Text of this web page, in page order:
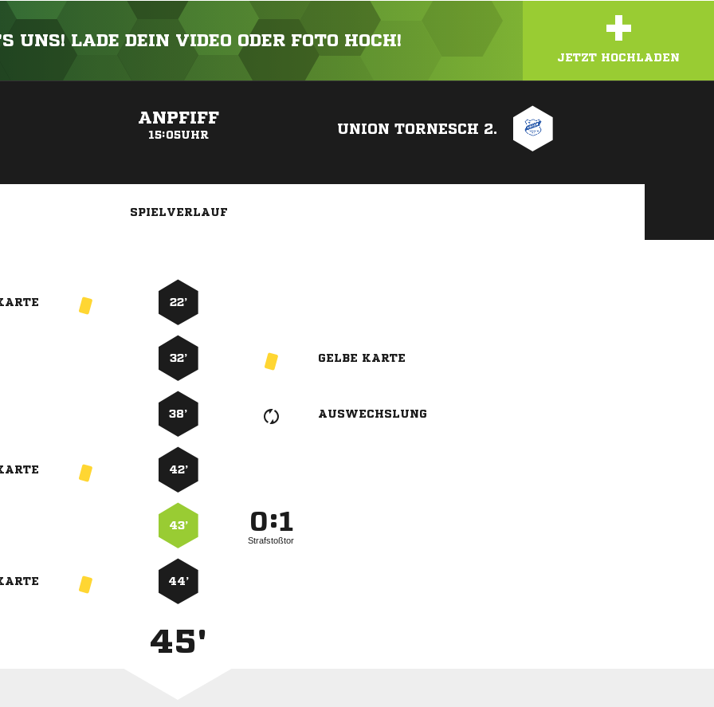
UNS! LADE DEIN VIDEO ODER FOTO HOCH! +
JETZT HOCHLADEN
ANPFIFF
15:05UHR UNION TORNESCH 2.
SPIELVERLAUF
22’
32’ GELBE KARTE
38’ AUSWECHSLUNG
42’
43’ :
Strafstoßtor
44’
45'